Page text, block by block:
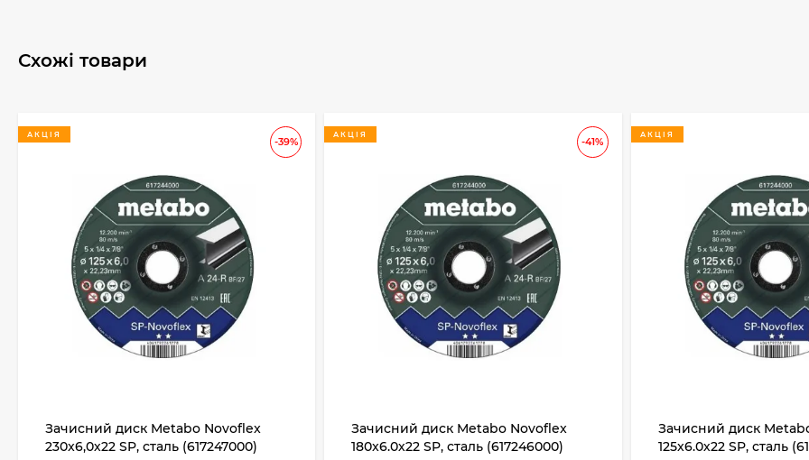
Схожі товари
-39%
АКЦІЯ
Зачисний диск Metabo Novoflex
230x6,0х22 SP, сталь (617247000)
-41%
АКЦІЯ
Зачисний диск Metabo Novoflex
180x6.0х22 SP, сталь (617246000)
АКЦІЯ
Зачисний диск
125x6.0х22 SP, сталь